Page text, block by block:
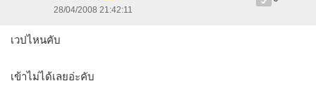
28/04/2008 21:42:11
เวปไหนคับ
เข้าไม่ได้เลยอ่ะคับ